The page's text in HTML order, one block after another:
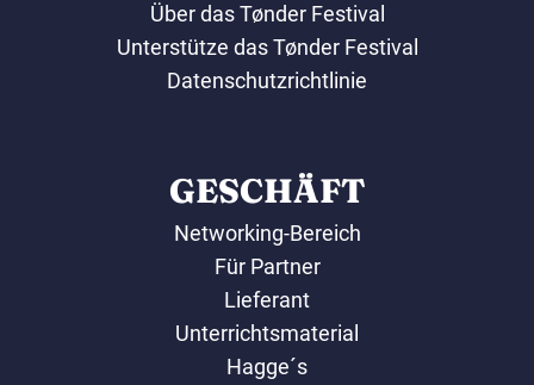
Über das Tønder Festival
Unterstütze das Tønder Festival
Datenschutzrichtlinie
GESCHÄFT
Networking-Bereich
Für Partner
Lieferant
Unterrichtsmaterial
Hagge´s